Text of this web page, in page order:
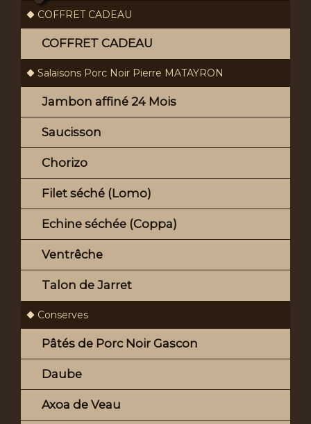
COFFRET CADEAU
COFFRET CADEAU
Salaisons Porc Noir Pierre MATAYRON
Jambon affiné 24 Mois
Saucisson
Chorizo
Filet séché (Lomo)
Echine séchée (Coppa)
Ventrêche
Talon de Jarret
Conserves
Pâtés de Porc Noir Gascon
Daube
Axoa de Veau